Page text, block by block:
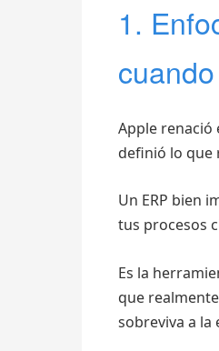
1.
Apple renació
definió lo que
Un ERP bien
tus procesos
Es la
que
sobreviva a la